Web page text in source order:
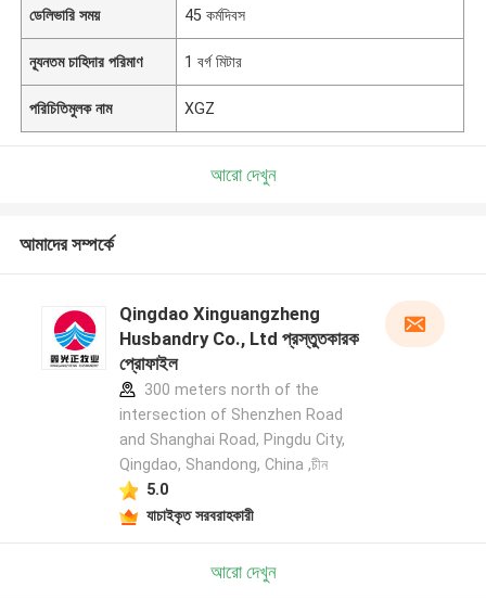
ডেলিভারি সময় 45 কর্মদিবস
ন্যূনতম চাহিদার পরিমাণ 1 বর্গ মিটার
পরিচিতিমুলক নাম XGZ
আরো দেখুন
আমাদের সম্পর্কে
Qingdao Xinguangzheng
Husbandry Co., Ltd প্রস্তুতকারক
প্রোফাইল
300 meters north of the
intersection of Shenzhen Road
and Shanghai Road, Pingdu City,
Qingdao, Shandong, China ,চীন
5.0
যাচাইকৃত সরবরাহকারী
আরো দেখুন